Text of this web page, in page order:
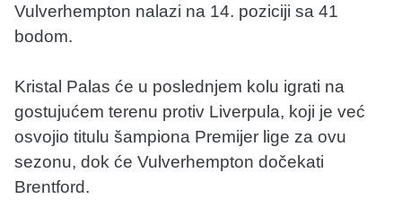
Vulverhempton nalazi na 14. poziciji sa 41
bodom.
Kristal Palas će u poslednjem kolu igrati na
gostujućem terenu protiv Liverpula, koji je već
osvojio titulu šampiona Premijer lige za ovu
sezonu, dok će Vulverhempton dočekati
Brentford.